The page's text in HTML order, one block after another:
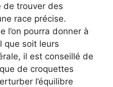
de trouver des
race précise.
l’on pourra donner à
que soit leurs
il est conseillé de
de croquettes
l’équilibre